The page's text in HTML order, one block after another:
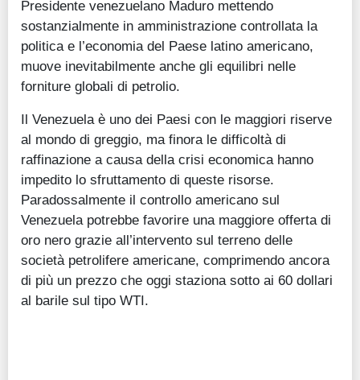
Presidente venezuelano Maduro mettendo
sostanzialmente in amministrazione controllata la
politica e l’economia del Paese latino americano,
muove inevitabilmente anche gli equilibri nelle
forniture globali di petrolio.
Il Venezuela è uno dei Paesi con le maggiori riserve
al mondo di greggio, ma finora le difficoltà di
raffinazione a causa della crisi economica hanno
impedito lo sfruttamento di queste risorse.
Paradossalmente il controllo americano sul
Venezuela potrebbe favorire una maggiore offerta di
oro nero grazie all’intervento sul terreno delle
società petrolifere americane, comprimendo ancora
di più un prezzo che oggi staziona sotto ai 60 dollari
al barile sul tipo WTI.